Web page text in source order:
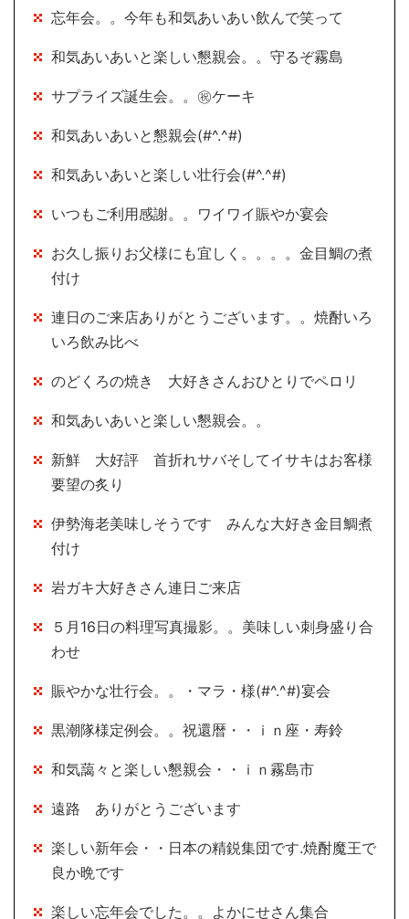
忘年会。。今年も和気あいあい飲んで笑って
和気あいあいと楽しい懇親会。。守るぞ霧島
サプライズ誕生会。。㊗ケーキ
和気あいあいと懇親会(#^.^#)
和気あいあいと楽しい壮行会(#^.^#)
いつもご利用感謝。。ワイワイ賑やか宴会
お久し振りお父様にも宜しく。。。。金目鯛の煮
付け
連日のご来店ありがとうございます。。焼酎いろ
いろ飲み比べ
のどくろの焼き 大好きさんおひとりでペロリ
和気あいあいと楽しい懇親会。。
新鮮 大好評 首折れサバそしてイサキはお客様
要望の炙り
伊勢海老美味しそうです みんな大好き金目鯛煮
付け
岩ガキ大好きさん連日ご来店
５月16日の料理写真撮影。。美味しい刺身盛り合
わせ
賑やかな壮行会。。・マラ・様(#^.^#)宴会
黒潮隊様定例会。。祝還暦・・ｉｎ座・寿鈴
和気藹々と楽しい懇親会・・ｉｎ霧島市
遠路 ありがとうございます
楽しい新年会・・日本の精鋭集団です.焼酎魔王で
良か晩です
楽しい忘年会でした。。よかにせさん集合